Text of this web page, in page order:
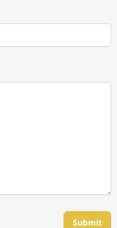
Submit